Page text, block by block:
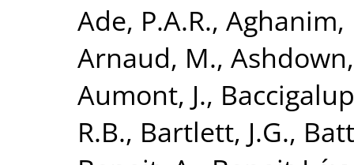
Ade, P.A.R., Aghanim,
Arnaud, M.,
Aumont, J.,
R.B., Bartlett, J.G.,